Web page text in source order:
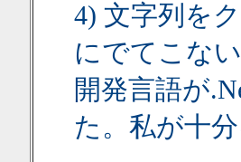
4) 文字列を
にでてこない
開発言語が
た。私が十